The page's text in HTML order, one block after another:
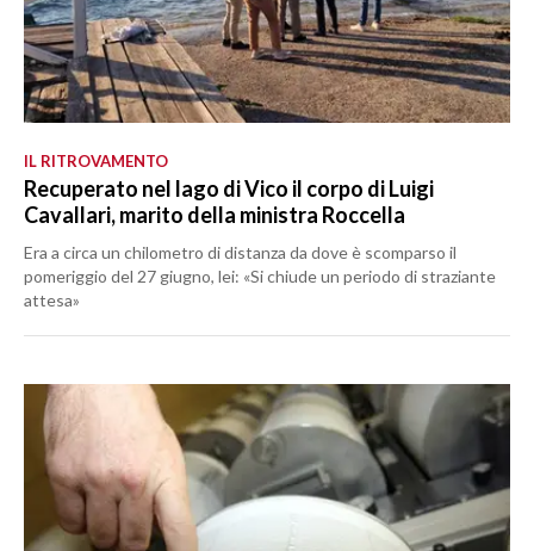
IL RITROVAMENTO
Recuperato nel lago di Vico il corpo di Luigi
Cavallari, marito della ministra Roccella
Era a circa un chilometro di distanza da dove è scomparso il
pomeriggio del 27 giugno, lei: «Si chiude un periodo di straziante
attesa»